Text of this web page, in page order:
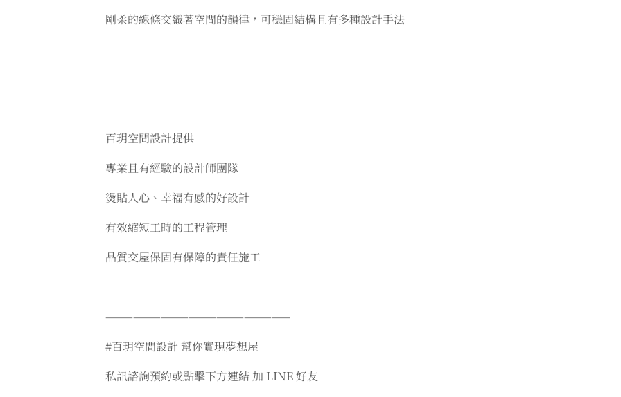
剛柔的線條交織著空間的韻律，可穩固結構且有多種設計手法
百玥空間設計提供
專業且有經驗的設計師團隊
燙貼人心、幸福有感的好設計
有效縮短工時的工程管理
品質交屋保固有保障的責任施工
————————————————————
#百玥空間設計 幫你實現夢想屋
私訊諮詢預約或點擊下方連結 加 LINE 好友